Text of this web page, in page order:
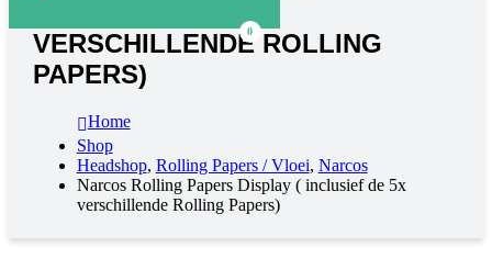
0
VERSCHILLENDE ROLLING
PAPERS)
Home
Shop
Headshop, Rolling Papers / Vloei, Narcos
Narcos Rolling Papers Display ( inclusief de 5x
verschillende Rolling Papers)